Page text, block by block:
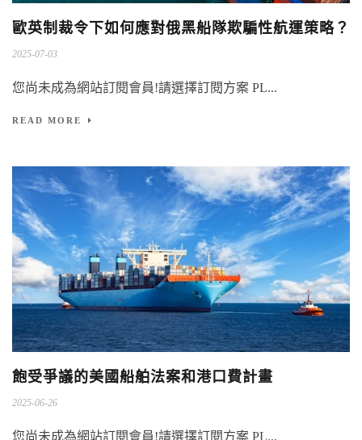
歐英制裁令下如何應對俄黑船隊欺騙性航運策略？
2025-07-03
您尚未成為網站訂閱會員!請選擇訂閱方案 PL...
READ MORE
飽受爭議的美國船舶法案和港口費計畫
2025-06-26
您尚未成為網站訂閱會員!請選擇訂閱方案 PL...